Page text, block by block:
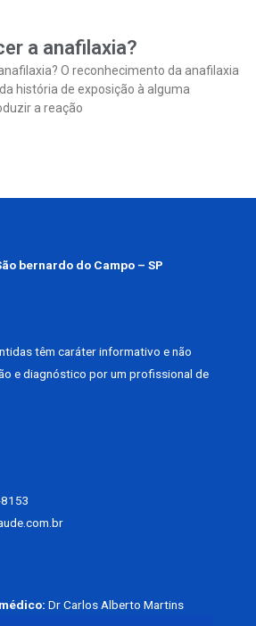
a anafilaxia?
O reconhecimento da anafilaxia
história de exposição à alguma
a reação
bernardo do Campo – SP
têm caráter informativo e não
e diagnóstico por um profissional de
Dr Carlos Alberto Martins